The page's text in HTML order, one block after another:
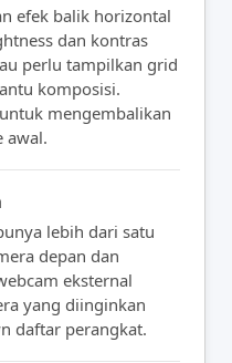
efek balik horizontal
dan kontras
perlu tampilkan grid
komposisi.
mengembalikan
awal.
lebih dari satu
depan dan
eksternal
yang diinginkan
daftar perangkat.